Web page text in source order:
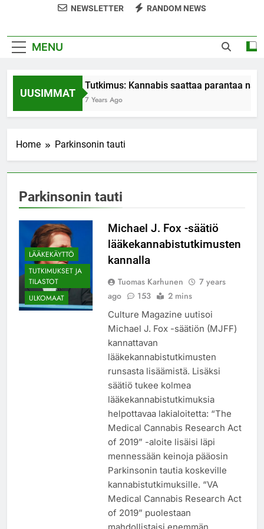
NEWSLETTER RANDOM NEWS
MENU
UUSIMMAT
Tutkimus: Kannabis saattaa parantaa
7 Years Ago
Home Parkinsonin tauti
Parkinsonin tauti
LÄÄKEKÄYTTÖ
TUTKIMUKSET JA
TILASTOT
ULKOMAAT
Michael J. Fox -säätiö
lääkekannabistutkimusten
kannalla
Tuomas Karhunen
7 years
ago
153 2 mins
Culture Magazine uutisoi
Michael J. Fox -säätiön (MJFF)
kannattavan
lääkekannabistutkimusten
runsasta lisäämistä. Lisäksi
säätiö tukee kolmea
lääkekannabistutkimuksia
helpottavaa lakialoitetta: “The
Medical Cannabis Research Act
of 2019” -aloite lisäisi läpi
mennessään keinoja pääosin
Parkinsonin tautia koskeville
kannabistutkimuksille. “VA
Medical Cannabis Research Act
of 2019” puolestaan